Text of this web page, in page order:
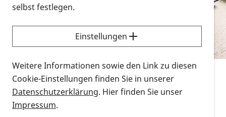
Formaten an einem Ort
Sie möchten wissen, wie Sie nach Infonmaterial
suchen und dieses bestellen bzw. herunterladen
können? Schauen Sie sich dieErklärvideos zum
Thema Infomaterial auf der PRO RETINA-Website
für blinde und sehbehinderte Menschen an.
Auf dieser Seite finden Sie sämtliches Infomaterial
selbst festlegen.
Einstellungen
Weitere Informationen sowie den Link zu diesen
Cookie-Einstellungen finden Sie in unserer
Datenschutzerklärung. Hier finden Sie unser
Impressum.